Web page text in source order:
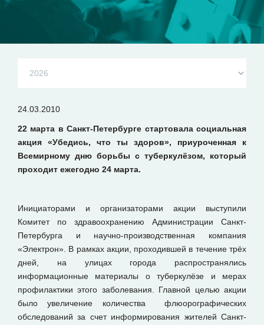
24.03.2010
22 марта в Санкт-Петербурге стартовала социальная
акция «Убедись, что ты здоров», приуроченная к
Всемирному дню борьбы с туберкулёзом, который
проходит ежегодно 24 марта.
Инициаторами и организаторами акции выступили
Комитет по здравоохранению Администрации Санкт-
Петербурга и научно-производственная компания
«Электрон». В рамках акции, проходившей в течение трёх
дней, на улицах города распространялись
информационные материалы о туберкулёзе и мерах
профилактики этого заболевания. Главной целью акции
было увеличение количества флюорографических
обследований за счет информирования жителей Санкт-